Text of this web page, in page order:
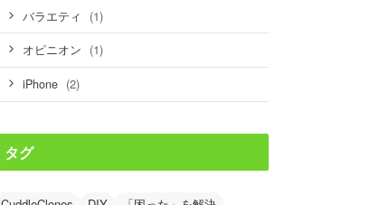
バラエティ (1)
オピニオン (1)
iPhone (2)
タグ